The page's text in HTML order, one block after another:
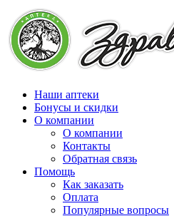
Наши аптеки
Бонусы и скидки
О компании
О компании
Контакты
Обратная связь
Помощь
Как заказать
Оплата
Популярные вопросы